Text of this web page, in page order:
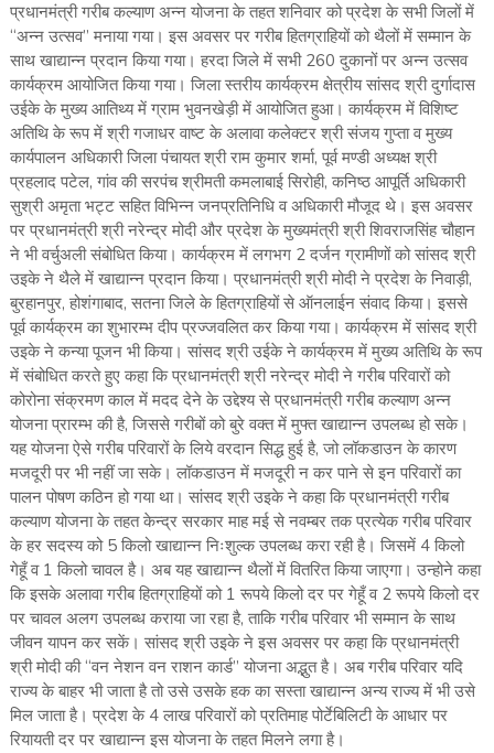
प्रधानमंत्री गरीब कल्याण अन्न योजना के तहत शनिवार को प्रदेश के सभी जिलों में
‘‘अन्न उत्सव’’ मनाया गया। इस अवसर पर गरीब हितग्राहियों को थैलों में सम्मान के
साथ खाद्यान्न प्रदान किया गया। हरदा जिले में सभी 260 दुकानों पर अन्न उत्सव
कार्यक्रम आयोजित किया गया। जिला स्तरीय कार्यक्रम क्षेत्रीय सांसद श्री दुर्गादास
उईके के मुख्य आतिथ्य में ग्राम भुवनखेड़ी में आयोजित हुआ। कार्यक्रम में विशिष्ट
अतिथि के रूप में श्री गजाधर वाष्ट के अलावा कलेक्टर श्री संजय गुप्ता व मुख्य
कार्यपालन अधिकारी जिला पंचायत श्री राम कुमार शर्मा, पूर्व मण्डी अध्यक्ष श्री
प्रहलाद पटेल, गांव की सरपंच श्रीमती कमलाबाई सिरोही, कनिष्ठ आपूर्ति अधिकारी
सुश्री अमृता भट्ट सहित विभिन्न जनप्रतिनिधि व अधिकारी मौजूद थे। इस अवसर
पर प्रधानमंत्री श्री नरेन्द्र मोदी और प्रदेश के मुख्यमंत्री श्री शिवराजसिंह चौहान
ने भी वर्चुअली संबोधित किया। कार्यक्रम में लगभग 2 दर्जन ग्रामीणों को सांसद श्री
उइके ने थैले में खाद्यान्न प्रदान किया। प्रधानमंत्री श्री मोदी ने प्रदेश के निवाड़ी,
बुरहानपुर, होशंगाबाद, सतना जिले के हितग्राहियों से ऑनलाईन संवाद किया। इससे
पूर्व कार्यक्रम का शुभारम्भ दीप प्रज्जवलित कर किया गया। कार्यक्रम में सांसद श्री
उइके ने कन्या पूजन भी किया। सांसद श्री उईके ने कार्यक्रम में मुख्य अतिथि के रूप
में संबोधित करते हुए कहा कि प्रधानमंत्री श्री नरेन्द्र मोदी ने गरीब परिवारों को
कोरोना संक्रमण काल में मदद देने के उद्देश्य से प्रधानमंत्री गरीब कल्याण अन्न
योजना प्रारम्भ की है, जिससे गरीबों को बुरे वक्त में मुफ्त खाद्यान्न उपलब्ध हो सके।
यह योजना ऐसे गरीब परिवारों के लिये वरदान सिद्ध हुई है, जो लॉकडाउन के कारण
मजदूरी पर भी नहीं जा सके। लॉकडाउन में मजदूरी न कर पाने से इन परिवारों का
पालन पोषण कठिन हो गया था। सांसद श्री उइके ने कहा कि प्रधानमंत्री गरीब
कल्याण योजना के तहत केन्द्र सरकार माह मई से नवम्बर तक प्रत्येक गरीब परिवार
के हर सदस्य को 5 किलो खाद्यान्न निःशुल्क उपलब्ध करा रही है। जिसमें 4 किलो
गेहूँ व 1 किलो चावल है। अब यह खाद्यान्न थैलों में वितरित किया जाएगा। उन्होने कहा
कि इसके अलावा गरीब हितग्राहियों को 1 रूपये किलो दर पर गेहूँ व 2 रूपये किलो दर
पर चावल अलग उपलब्ध कराया जा रहा है, ताकि गरीब परिवार भी सम्मान के साथ
जीवन यापन कर सकें। सांसद श्री उइके ने इस अवसर पर कहा कि प्रधानमंत्री
श्री मोदी की ‘‘वन नेशन वन राशन कार्ड’’ योजना अद्भुत है। अब गरीब परिवार यदि
राज्य के बाहर भी जाता है तो उसे उसके हक का सस्ता खाद्यान्न अन्य राज्य में भी उसे
मिल जाता है। प्रदेश के 4 लाख परिवारों को प्रतिमाह पोर्टेबिलिटी के आधार पर
रियायती दर पर खाद्यान्न इस योजना के तहत मिलने लगा है।